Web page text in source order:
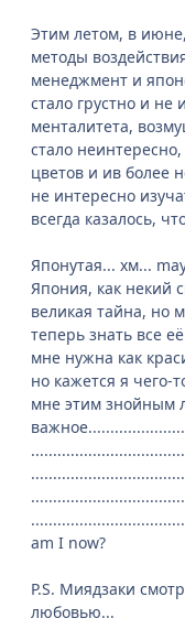
Этим летом, в
методы
менеджмент и
стало грустно и
менталитета,
стало
цветов и ив более
не интересно
всегда казалось,
Японутая... хм...
Япония, как некий
великая тайна, но
теперь знать все
мне нужна как
но кажется я чего-
мне этим знойным
am I now?
P.S. Миядзаки
любовью...